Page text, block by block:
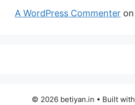
A WordPress Commenter on
© 2026 betiyan.in • Built with